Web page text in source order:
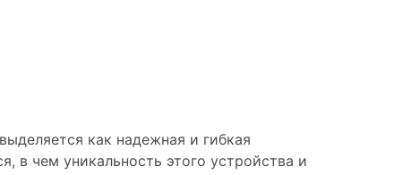
как надежная и гибкая
в чем уникальность этого устройства и